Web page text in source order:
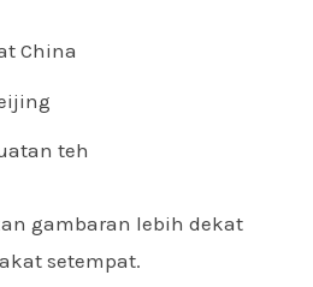
China
teh
gambaran lebih dekat
setempat.